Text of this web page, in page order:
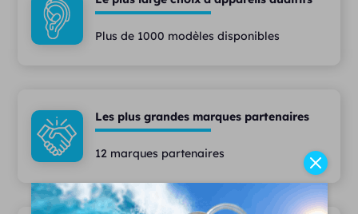
Plus de 1000 modèles disponibles
Les plus grandes marques partenaires
12 marques partenaires